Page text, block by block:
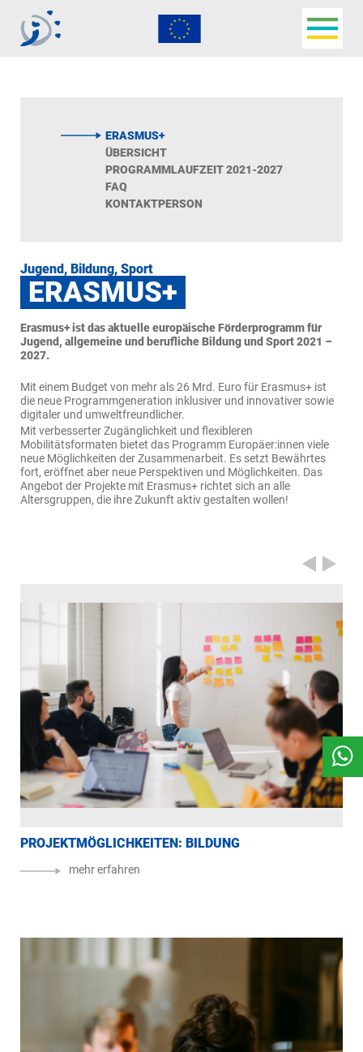
ERASMUS+
ÜBERSICHT
PROGRAMMLAUFZEIT 2021-2027
FAQ
KONTAKTPERSON
Jugend, Bildung, Sport
ERASMUS+
Erasmus+ ist das aktuelle europäische Förderprogramm für
Jugend, allgemeine und berufliche Bildung und Sport 2021 –
2027.
Mit einem Budget von mehr als 26 Mrd. Euro für Erasmus+ ist
die neue Programmgeneration inklusiver und innovativer sowie
digitaler und umweltfreundlicher.
Mit verbesserter Zugänglichkeit und flexibleren
Mobilitätsformaten bietet das Programm Europäer:innen viele
neue Möglichkeiten der Zusammenarbeit. Es setzt Bewährtes
fort, eröffnet aber neue Perspektiven und Möglichkeiten. Das
Angebot der Projekte mit Erasmus+ richtet sich an alle
Altersgruppen, die ihre Zukunft aktiv gestalten wollen!
PROJEKTMÖGLICHKEITEN: BILDUNG
mehr erfahren